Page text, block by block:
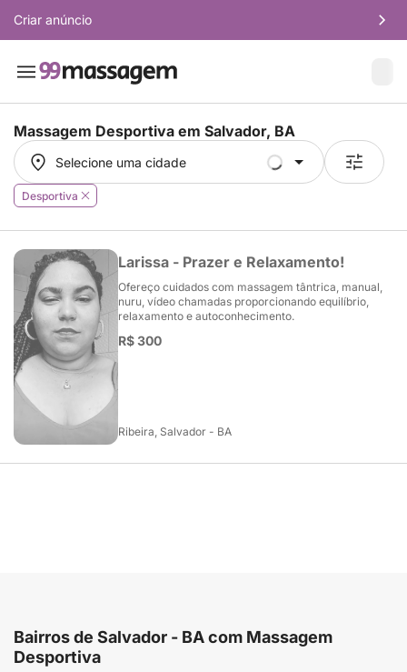
Criar anúncio
Massagem Desportiva em Salvador, BA
Selecione uma cidade
Selecione uma cidade
Desportiva
Larissa - Prazer e Relaxamento!
Ofereço cuidados com massagem tântrica, manual,
nuru, vídeo chamadas proporcionando equilíbrio,
relaxamento e autoconhecimento.
R$ 300
Ribeira, Salvador - BA
Bairros de Salvador - BA com Massagem
Desportiva